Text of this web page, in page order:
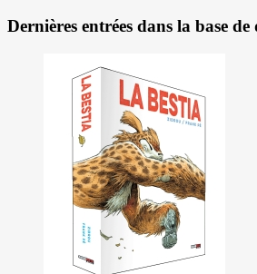
Dernières entrées dans la base de